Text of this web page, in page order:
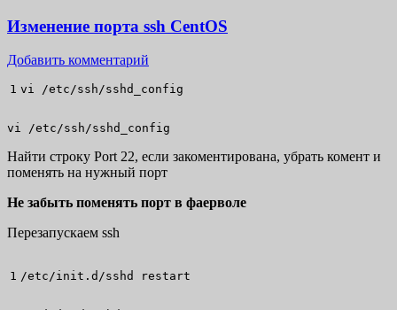
Изменение порта ssh CentOS
Добавить комментарий
vi /etc/ssh/sshd_config
vi /etc/ssh/sshd_config
Найти строку Port 22, если закоментирована, убрать комент и
поменять на нужный порт
Не забыть поменять порт в фаерволе
Перезапускаем ssh
/etc/init.d /sshd restart